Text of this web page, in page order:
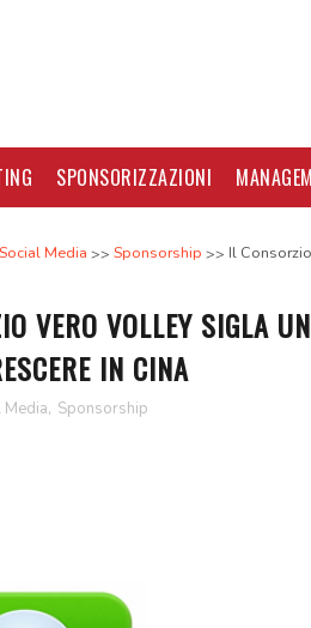
SPONSORIZZAZIONI
Social Media Sponsorship
Il
VERO VOLLEY SIGLA
IN CINA
Media, Sponsorship